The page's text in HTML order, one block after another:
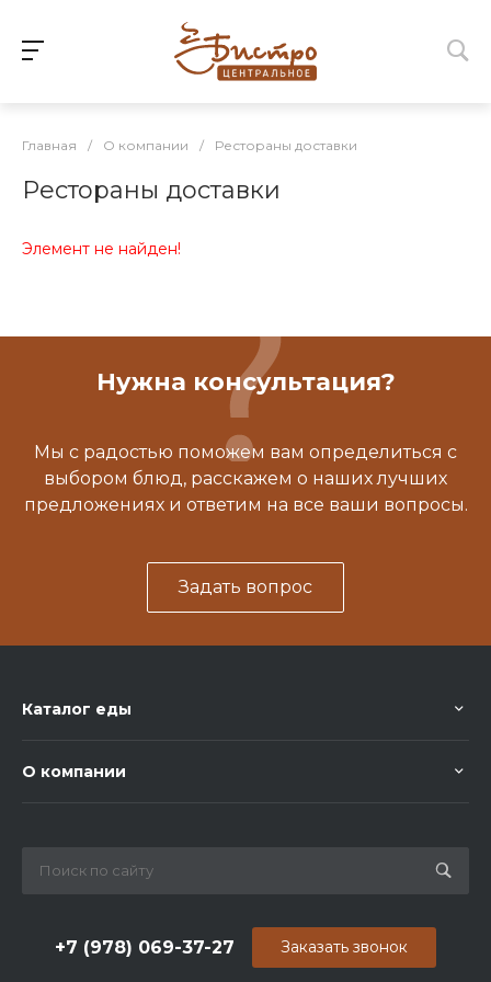
Главная / О компании / Рестораны доставки
Рестораны доставки
Элемент не найден!
Нужна консультация?
Мы с радостью поможем вам определиться с
выбором блюд, расскажем о наших лучших
предложениях и ответим на все ваши вопросы.
Задать вопрос
Каталог еды
О компании
+7 (978) 069-37-27 Заказать звонок